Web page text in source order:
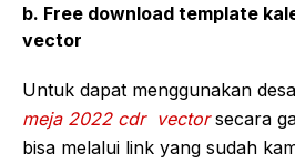
b. Free download template
vector
Untuk dapat menggunakan
meja 2022 cdr vectorsecara
bisa melalui link yang sudah